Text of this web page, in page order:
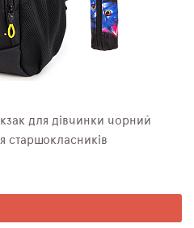
для дівчинки чорний
старшокласників